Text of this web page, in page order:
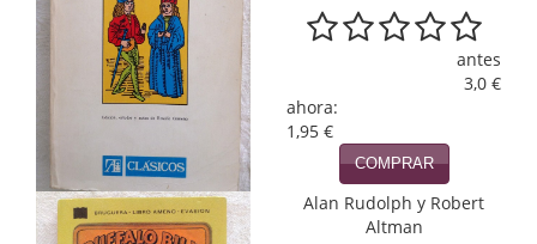
Infantil y juvenil
Infantil y juvenil. Nuevo!!
Infantil y juvenil. Nuevo!!!
antes
3,0 €
ahora:
1,95 €
COMPRAR
Alan Rudolph y Robert
Altman